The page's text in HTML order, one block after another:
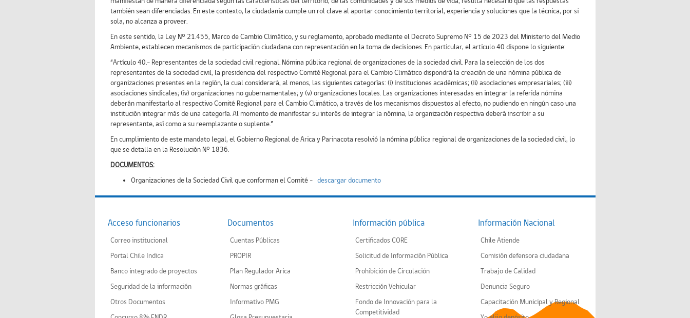
también sean diferenciadas. En este contexto, la ciudadanía cumple un rol clave al aportar conocimiento territorial, experiencia y soluciones que la técnica, por sí
sola, no alcanza a proveer.
En este sentido, la Ley N° 21.455, Marco de Cambio Climático, y su reglamento, aprobado mediante el Decreto Supremo N° 15 de 2023 del Ministerio del Medio
Ambiente, establecen mecanismos de participación ciudadana con representación en la toma de decisiones. En particular, el artículo 40 dispone lo siguiente:
“Artículo 40.- Representantes de la sociedad civil regional. Nómina pública regional de organizaciones de la sociedad civil. Para la selección de los dos
representantes de la sociedad civil, la presidencia del respectivo Comité Regional para el Cambio Climático dispondrá la creación de una nómina pública de
organizaciones presentes en la región, la cual considerará, al menos, las siguientes categorías: (i) instituciones académicas; (ii) asociaciones empresariales; (iii)
asociaciones sindicales; (iv) organizaciones no gubernamentales; y (v) organizaciones locales. Las organizaciones interesadas en integrar la referida nómina
deberán manifestarlo al respectivo Comité Regional para el Cambio Climático, a través de los mecanismos dispuestos al efecto, no pudiendo en ningún caso una
institución integrar más de una categoría. Al momento de manifestar su interés de integrar la nómina, la organización respectiva deberá inscribir a su
representante, así como a su reemplazante o suplente.”
En cumplimiento de este mandato legal, el Gobierno Regional de Arica y Parinacota resolvió la nómina pública regional de organizaciones de la sociedad civil, lo
que se detalla en la Resolución N° 1836.
DOCUMENTOS:
Organizaciones de la Sociedad Civil que conforman el Comité - descargar documento
Acceso funcionarios
Correo institucional
Portal Chile Indica
Banco integrado de proyectos
Seguridad de la información
Otros Documentos
Documentos
Cuentas Públicas
PROPIR
Plan Regulador Arica
Normas gráficas
Informativo PMG
Información pública
Certificados CORE
Solicitud de Información Pública
Prohibición de Circulación
Restricción Vehicular
Fondo de Innovación para la
Competitividad
Información Nacional
Chile Atiende
Comisión defensora ciudadana
Trabajo de Calidad
Denuncia Seguro
Capacitación Municipal y Regional